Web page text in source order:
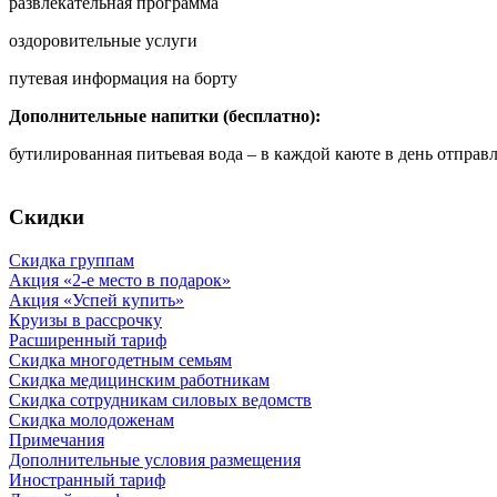
оздоровительные услуги
путевая информация на борту
Дополнительные напитки (бесплатно):
бутилированная питьевая вода – в каждой каюте в день
Скидки
Скидка группам
Акция «2-е место в подарок»
Акция «Успей купить»
Круизы в рассрочку
Расширенный тариф
Скидка многодетным семьям
Скидка медицинским работникам
Скидка сотрудникам силовых ведомств
Скидка молодоженам
Примечания
Дополнительные условия размещения
Иностранный тариф